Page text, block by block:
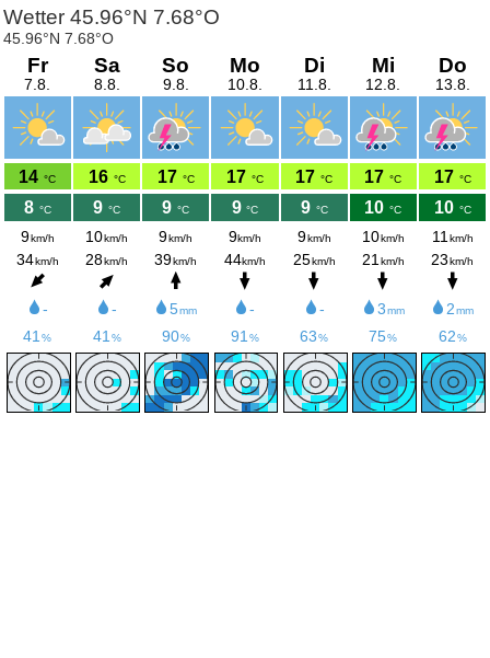
Wetter 45.96°N 7.68°O
45.96°N 7.68°O
Fr
7.8.
14 °C
8 °C
9km/h
34km/h
-
41 %
Sa
8.8.
16 °C
9 °C
10km/h
28km/h
-
41%
So
9.8.
17 °C
9 °C
9km/h
39km/h
5mm
90%
Mo
10.8.
17 °C
9 °C
9km/h
44km/h
-
91%
Di
11.8.
17 °C
9 °C
9km/h
25km/h
-
63%
Mi
12.8.
17 °C
10 °C
10km/h
21 km/h
3mm
75%
Do
13.8.
17 °C
10 °C
11 km/h
23km/h
2mm
62%